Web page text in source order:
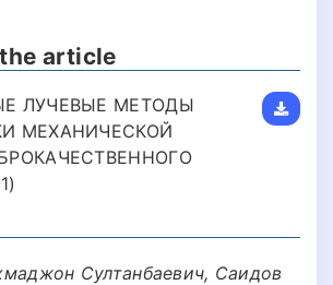
article
ЛУЧЕВЫЕ МЕТОДЫ
МЕХАНИЧЕСКОЙ
Султанбаевич, Саидов